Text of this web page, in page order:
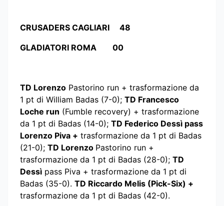
CRUSADERS CAGLIARI 48
GLADIATORI ROMA 00
TD Lorenzo Pastorino run + trasformazione da
1 pt di William Badas (7-0); TD Francesco
Loche run (Fumble recovery) + trasformazione
da 1 pt di Badas (14-0); TD Federico Dessì pass
Lorenzo Piva + trasformazione da 1 pt di Badas
(21-0); TD Lorenzo Pastorino run +
trasformazione da 1 pt di Badas (28-0); TD
Dessì pass Piva + trasformazione da 1 pt di
Badas (35-0). TD Riccardo Melis (Pick-Six) +
trasformazione da 1 pt di Badas (42-0).